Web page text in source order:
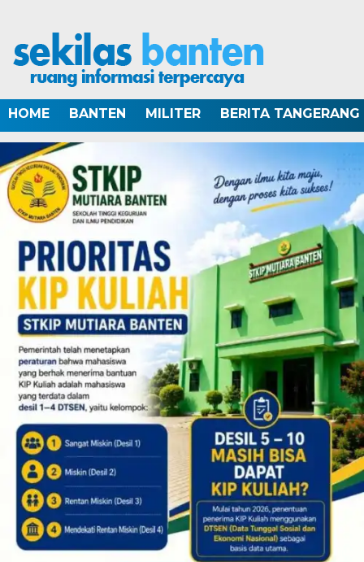
HOME BANTEN MILITER BERITA TANGERANG